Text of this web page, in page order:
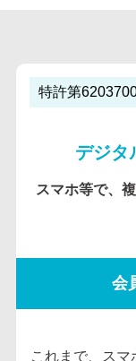
特許第
デジタ
スマホ等で、
会
これまで、スマ